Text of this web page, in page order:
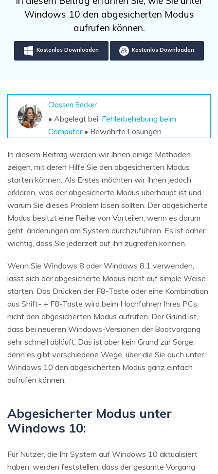
Unbegrenzte Daten vom Mac-System
wiederherstellen
Kostenlos Testen
Verlorene/gel?schte Daten kostenlos
wiederherstellen
Weitere Produkte
Repairit - Datenreparatur
UBackit - Datensicherung
Datenverlust-Szenarien
ALLE FUNKTIONEN ENTDECKEN
Sign In
search
Windows 10 den abgesicherten Modus
aufrufen können.
Kostenlos Downloaden Kostenlos Downloaden
Classen Becker
• Abgelegt bei: Fehlerbehebung beim
Computer• Bewährte Lösungen
In diesem Beitrag werden wir Ihnen einige Methoden
zeigen, mit deren Hilfe Sie den abgesicherten Modus
starten können. Als Erstes möchten wir Ihnen jedoch
erklären, was der abgesicherte Modus überhaupt ist und
warum Sie dieses Problem lösen sollten. Der abgesicherte
Modus besitzt eine Reihe von Vorteilen, wenn es darum
geht, änderungen am System durchzuführen. Es ist daher
wichtig, dass Sie jederzeit auf ihn zugreifen können.
Wenn Sie Windows 8 oder Windows 8.1 verwenden,
lässt sich der abgesicherte Modus nicht auf simple Weise
starten. Das Drücken der F8-Taste oder eine Kombination
aus Shift- + F8-Taste wird beim Hochfahren Ihres PCs
nicht den abgesicherten Modus aufrufen. Der Grund ist,
dass bei neueren Windows-Versionen der Bootvorgang
sehr schnell abläuft. Das ist aber kein Grund zur Sorge,
denn es gibt verschiedene Wege, über die Sie auch unter
Windows 10 den abgesicherten Modus ganz einfach
aufrufen können.
Abgesicherter Modus unter
Windows 10:
Für Nutzer, die Ihr System auf Windows 10 aktualisiert
haben, werden feststellen, dass der gesamte Vorgang